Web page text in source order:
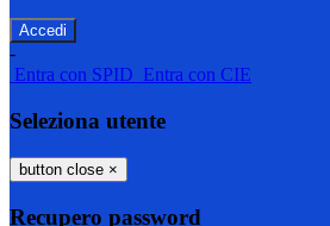
-
Entra con SPID Entra con CIE
Seleziona utente
button close ×
Recupero password